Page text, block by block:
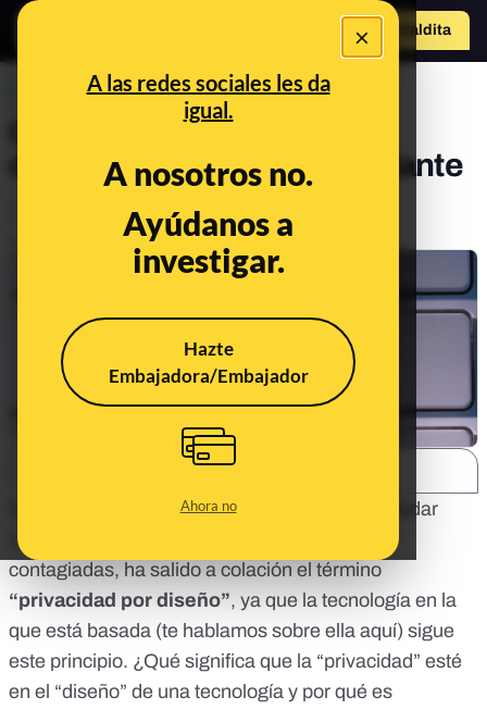
×
A las redes sociales les da
igual.
A nosotros no.
Ayúdanos a
investigar.
Hazte
Embajadora/Embajador
Ahora no
Hazte Maldit o
a
PREBUNKING
Qué es la 'privacidad por
diseño' y por qué es importante
Oct 2, 2020, 6:13:00 AM
Desde que se puso en marcha la aplicación Radar
COVID para rastrear contactos de personas
contagiadas, ha salido a colación el término
“privacidad por diseño”, ya que la tecnología en la
que está basada (te hablamos sobre ella aquí) sigue
este principio. ¿Qué significa que la “privacidad” esté
en el “diseño” de una tecnología y por qué es